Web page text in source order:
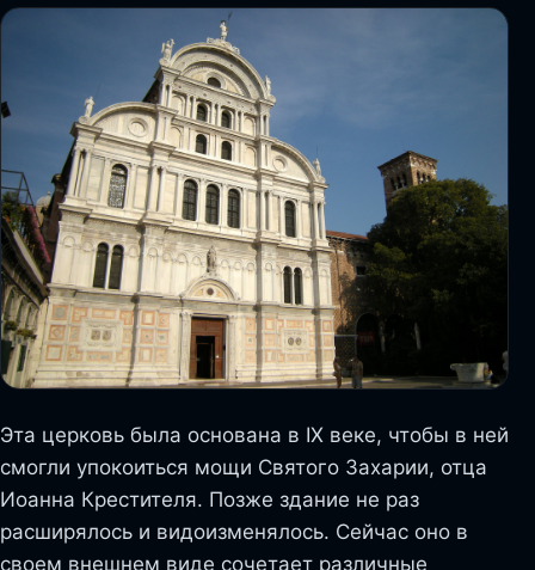
Эта церковь была основана в IX веке, чтобы в ней
смогли упокоиться мощи Святого Захарии, отца
Иоанна Крестителя. Позже здание не раз
расширялось и видоизменялось. Сейчас оно в
своем внешнем виде сочетает различные